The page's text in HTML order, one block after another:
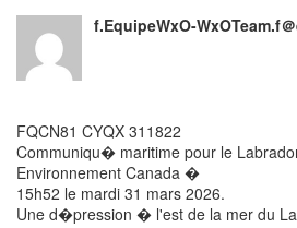
f.EquipeWxO-WxOTeam.f
FQCN81 CYQX 311822
Communiqu� maritime pour le
Environnement Canada �
15h52 le mardi 31 mars 2026.
Une d�pression � l'est de la mer du